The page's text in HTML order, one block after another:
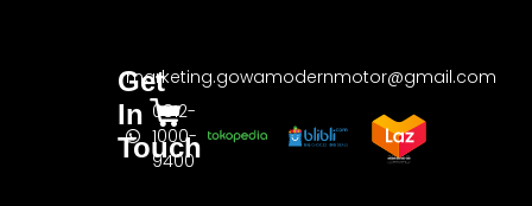
Get
In
Touch
marketing.gowamodernmotor@gmail.com
0812-
1000-
9400